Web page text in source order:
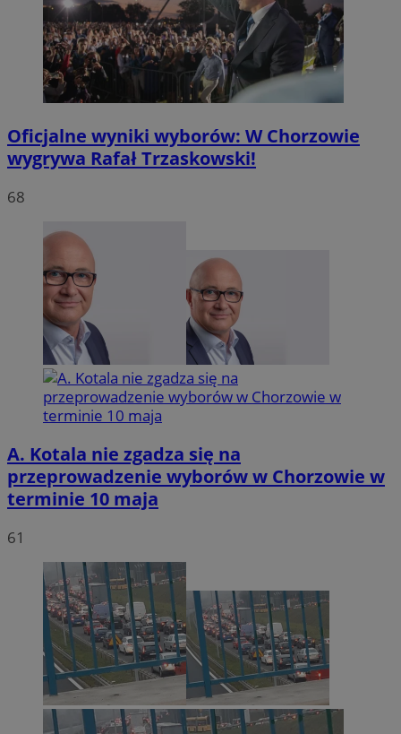
Oficjalne wyniki wyborów: W Chorzowie
wygrywa Rafał Trzaskowski!
68
A. Kotala nie zgadza się na
przeprowadzenie wyborów w Chorzowie w
terminie 10 maja
61